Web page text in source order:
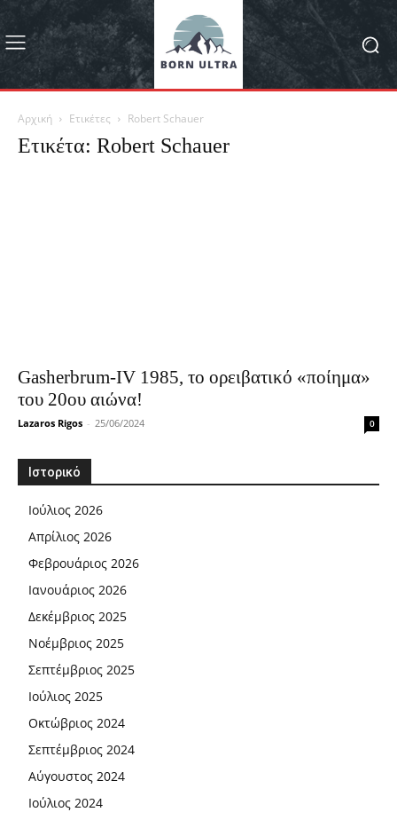
Αρχική Ετικέτες Robert Schauer
Ετικέτα: Robert Schauer
Gasherbrum-IV 1985, το ορειβατικό «ποίημα»
του 20ου αιώνα!
Lazaros Rigos - 25/06/2024 0
Ιστορικό
Ιούλιος 2026
Απρίλιος 2026
Φεβρουάριος 2026
Ιανουάριος 2026
Δεκέμβριος 2025
Νοέμβριος 2025
Σεπτέμβριος 2025
Ιούλιος 2025
Οκτώβριος 2024
Σεπτέμβριος 2024
Αύγουστος 2024
Ιούλιος 2024